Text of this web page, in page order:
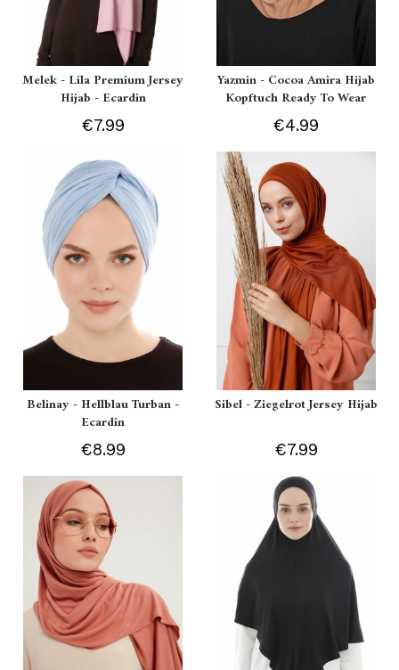
Melek - Lila Premium Jersey
Hijab - Ecardin
€7.99
Yazmin - Cocoa Amira Hijab
Kopftuch Ready To Wear
€4.99
Belinay - Hellblau Turban -
Ecardin
€8.99
Sibel - Ziegelrot Jersey Hijab
€7.99